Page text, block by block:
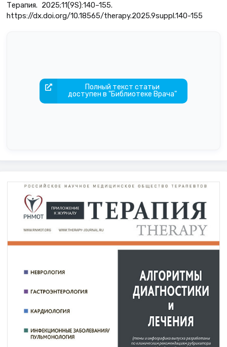
Терапия. 2025;11(9S):140–155.
https://dx.doi.org/10.18565/therapy.2025.9suppl.140-155
Полный текст статьи
доступен в "Библиотеке Врача"